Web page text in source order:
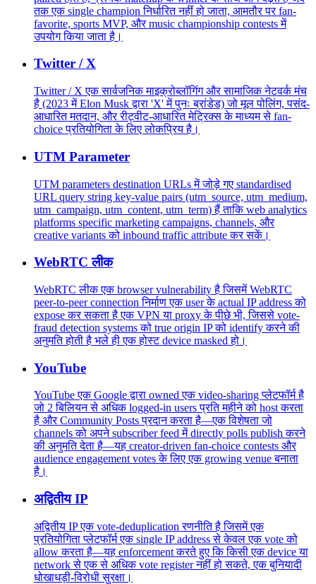
तक एक single champion निर्धारित नहीं हो जाता, आमतौर पर fan-
favorite, sports MVP, और music championship contests में
उपयोग किया जाता है।
Twitter / X
Twitter / X एक सार्वजनिक माइक्रोब्लॉगिंग और सामाजिक नेटवर्क मंच
है (2023 में Elon Musk द्वारा 'X' में पुनः ब्रांडेड) जो मूल पोलिंग, पसंद-
आधारित मतदान, और रीट्वीट-आधारित मेट्रिक्स के माध्यम से fan-
choice प्रतियोगिता के लिए लोकप्रिय है।
UTM Parameter
UTM parameters destination URLs में जोड़े गए standardised
URL query string key-value pairs (utm_source, utm_medium,
utm_campaign, utm_content, utm_term) हैं ताकि web analytics
platforms specific marketing campaigns, channels, और
creative variants को inbound traffic attribute कर सकें।
WebRTC लीक
WebRTC लीक एक browser vulnerability है जिसमें WebRTC
peer-to-peer connection निर्माण एक user के actual IP address को
expose कर सकता है एक VPN या proxy के पीछे भी, जिससे vote-
fraud detection systems को true origin IP को identify करने की
अनुमति होती है भले ही एक होस्ट device masked हो।
YouTube
YouTube एक Google द्वारा owned एक video-sharing प्लेटफॉर्म है
जो 2 बिलियन से अधिक logged-in users प्रति महीने को host करता
है और Community Posts प्रदान करता है—एक विशेषता जो
channels को अपने subscriber feed में directly polls publish करने
की अनुमति देता है—यह creator-driven fan-choice contests और
audience engagement votes के लिए एक growing venue बनाता
है।
अद्वितीय IP
अद्वितीय IP एक vote-deduplication रणनीति है जिसमें एक
प्रतियोगिता प्लेटफॉर्म एक single IP address से केवल एक vote को
allow करता है—यह enforcement करते हुए कि किसी एक device या
network से एक से अधिक vote register नहीं हो सकते, एक बुनियादी
धोखाधड़ी-विरोधी सुरक्षा।